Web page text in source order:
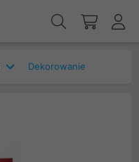
Dekorowanie